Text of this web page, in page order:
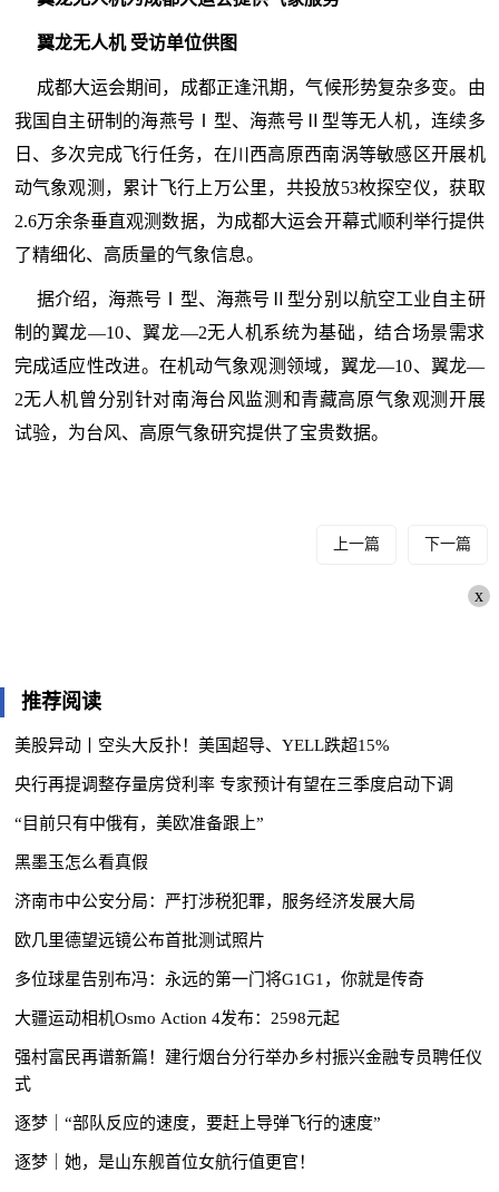
翼龙无人机 受访单位供图
成都大运会期间，成都正逢汛期，气候形势复杂多变。由
我国自主研制的海燕号Ⅰ型、海燕号Ⅱ型等无人机，连续多
日、多次完成飞行任务，在川西高原西南涡等敏感区开展机
动气象观测，累计飞行上万公里，共投放53枚探空仪，获取
2.6万余条垂直观测数据，为成都大运会开幕式顺利举行提供
了精细化、高质量的气象信息。
据介绍，海燕号Ⅰ型、海燕号Ⅱ型分别以航空工业自主研
制的翼龙—10、翼龙—2无人机系统为基础，结合场景需求
完成适应性改进。在机动气象观测领域，翼龙—10、翼龙—
2无人机曾分别针对南海台风监测和青藏高原气象观测开展
试验，为台风、高原气象研究提供了宝贵数据。
上一篇 下一篇
x
推荐阅读
美股异动丨空头大反扑！美国超导、YELL跌超15%
央行再提调整存量房贷利率 专家预计有望在三季度启动下调
“目前只有中俄有，美欧准备跟上”
黑墨玉怎么看真假
济南市中公安分局：严打涉税犯罪，服务经济发展大局
欧几里德望远镜公布首批测试照片
多位球星告别布冯：永远的第一门将G1G1，你就是传奇
大疆运动相机Osmo Action 4发布：2598元起
强村富民再谱新篇！建行烟台分行举办乡村振兴金融专员聘任仪
式
逐梦｜“部队反应的速度，要赶上导弹飞行的速度”
逐梦｜她，是山东舰首位女航行值更官！